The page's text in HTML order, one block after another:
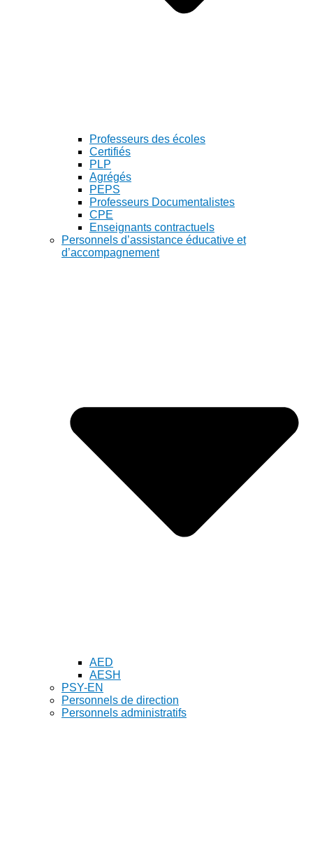
Professeurs des écoles
Certifiés
PLP
Agrégés
PEPS
Professeurs Documentalistes
CPE
Enseignants contractuels
Personnels d’assistance éducative et
d’accompagnement
AED
AESH
PSY-EN
Personnels de direction
Personnels administratifs